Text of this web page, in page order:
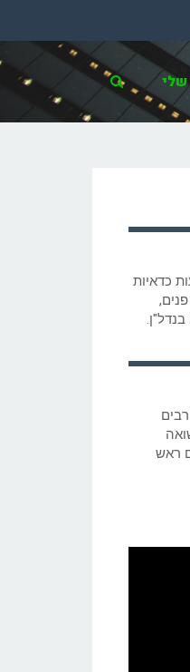
שלי
כדאיות
ראש